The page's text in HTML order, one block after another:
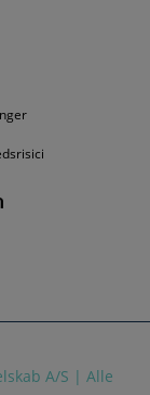
A/S | Alle